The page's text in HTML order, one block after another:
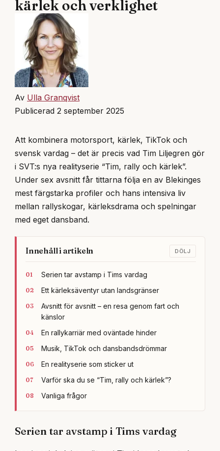
kärlek och verklighet
Av Ulla Granqvist
Publicerad 2 september 2025
Att kombinera motorsport, kärlek, TikTok och
svensk vardag – det är precis vad Tim Liljegren gör
i SVT:s nya realityserie “Tim, rally och kärlek”.
Under sex avsnitt får tittarna följa en av Blekinges
mest färgstarka profiler och hans intensiva liv
mellan rallyskogar, kärleksdrama och spelningar
med eget dansband.
Innehåll i artikeln DÖLJ
Serien tar avstamp i Tims vardag
Ett kärleksäventyr utan landsgränser
Avsnitt för avsnitt – en resa genom fart och
känslor
En rallykarriär med oväntade hinder
Musik, TikTok och dansbandsdrömmar
En realityserie som sticker ut
Varför ska du se “Tim, rally och kärlek”?
Vanliga frågor
Serien tar avstamp i Tims vardag